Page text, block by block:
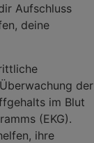
Aufschluss
deine
der
im Blut
(EKG).
ihre